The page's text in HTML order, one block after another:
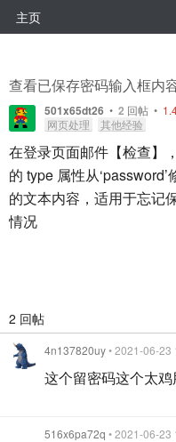
主页
查看已保存密码输入框内
501x65dt26 • 2 回帖 •
网页处理
其他经验
在登录页面邮件【检查】
的 type 属性从
的文本内容，适用于忘记
情况
2 回帖
4n137820uy• 2021-06-23
这个留密码这个太鸡
516x6pa72q • 2021-06-23